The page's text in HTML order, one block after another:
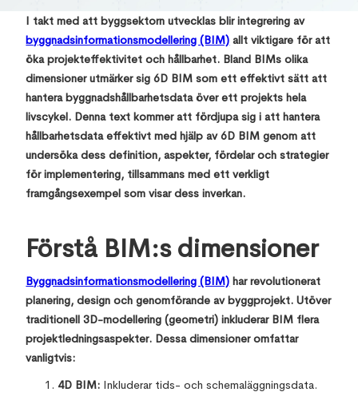
I takt med att byggsektorn utvecklas blir integrering av
byggnadsinformationsmodellering (BIM) allt viktigare för att
öka projekteffektivitet och hållbarhet. Bland BIMs olika
dimensioner utmärker sig 6D BIM som ett effektivt sätt att
hantera byggnadshållbarhetsdata över ett projekts hela
livscykel. Denna text kommer att fördjupa sig i att hantera
hållbarhetsdata effektivt med hjälp av 6D BIM genom att
undersöka dess definition, aspekter, fördelar och strategier
för implementering, tillsammans med ett verkligt
framgångsexempel som visar dess inverkan.
Förstå BIM:s dimensioner
Byggnadsinformationsmodellering (BIM) har revolutionerat
planering, design och genomförande av byggprojekt. Utöver
traditionell 3D-modellering (geometri) inkluderar BIM flera
projektledningsaspekter. Dessa dimensioner omfattar
vanligtvis:
4D BIM: Inkluderar tids- och schemaläggningsdata.